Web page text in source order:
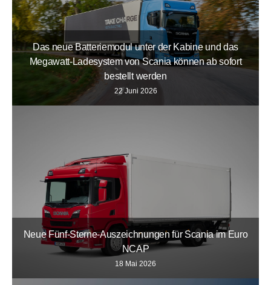
Das neue Batteriemodul unter der Kabine und das
Megawatt-Ladesystem von Scania können ab sofort
bestellt werden
22 Juni 2026
Neue Fünf-Sterne-Auszeichnungen für Scania im Euro
NCAP
18 Mai 2026